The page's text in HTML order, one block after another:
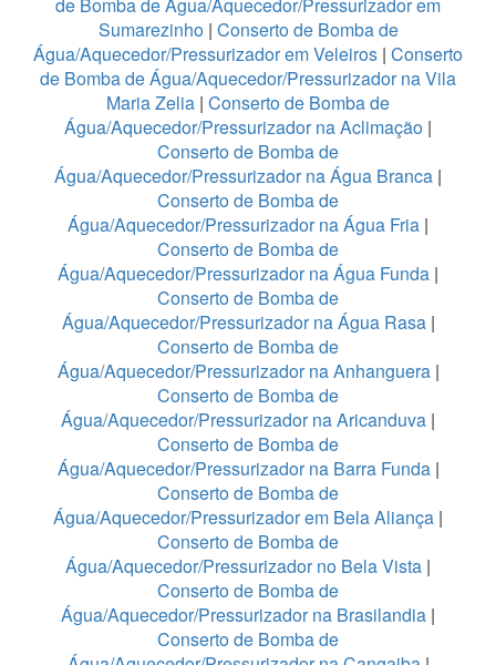
de Bomba de Água/Aquecedor/Pressurizador em
Sumarezinho| Conserto de Bomba de
Água/Aquecedor/Pressurizador em Veleiros | Conserto
de Bomba de Água/Aquecedor/Pressurizador na Vila
Maria Zelia | Conserto de Bomba de
Água/Aquecedor/Pressurizador na Aclimação |
Conserto de Bomba de
Água/Aquecedor/Pressurizador na Água Branca |
Conserto de Bomba de
Água/Aquecedor/Pressurizador na Água Fria |
Conserto de Bomba de
Água/Aquecedor/Pressurizador na Água Funda |
Conserto de Bomba de
Água/Aquecedor/Pressurizador na Água Rasa |
Conserto de Bomba de
Água/Aquecedor/Pressurizador na Anhanguera|
Conserto de Bomba de
Água/Aquecedor/Pressurizador na Aricanduva |
Conserto de Bomba de
Água/Aquecedor/Pressurizador na Barra Funda |
Conserto de Bomba de
Água/Aquecedor/Pressurizador em Bela Aliança |
Conserto de Bomba de
Água/Aquecedor/Pressurizador no Bela Vista |
Conserto de Bomba de
Água/Aquecedor/Pressurizador na Brasilandia |
Conserto de Bomba de